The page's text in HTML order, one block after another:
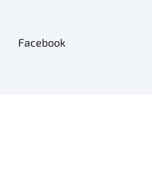
Facebook